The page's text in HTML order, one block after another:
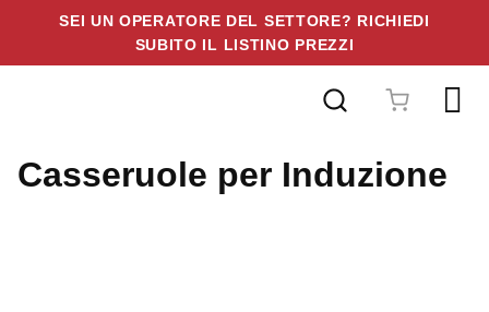
SEI UN OPERATORE DEL SETTORE? RICHIEDI
SUBITO IL LISTINO PREZZI
Casseruole per Induzione